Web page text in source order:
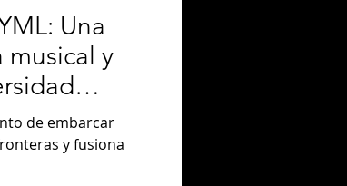
Una
musical y
de embarcar
y fusiona